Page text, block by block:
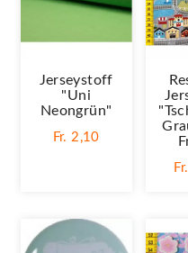
Jerseystoff
"Uni
Neongrün"
Fr. 2,10